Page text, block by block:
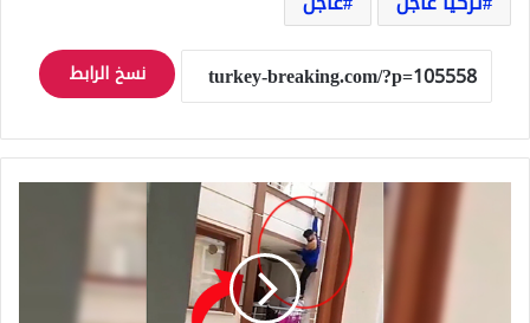
نسخ الرابط
العاشق
الأفغاني!